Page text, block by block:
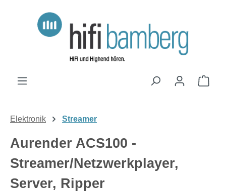
Zum Hauptinhalt springen
Elektronik Streamer
Aurender ACS100 -
Streamer/Netzwerkplayer,
Server, Ripper